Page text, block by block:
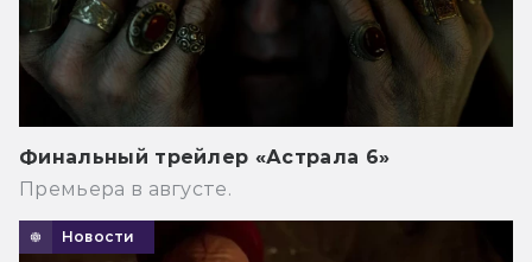
Финальный трейлер «Астрала 6»
Премьера в августе.
Новости